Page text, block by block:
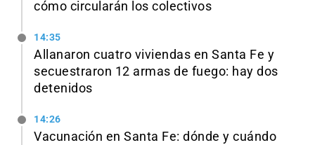
cómo circularán los colectivos
14:35
Allanaron cuatro viviendas en Santa Fe y
secuestraron 12 armas de fuego: hay dos
detenidos
14:26
Vacunación en Santa Fe: dónde y cuándo